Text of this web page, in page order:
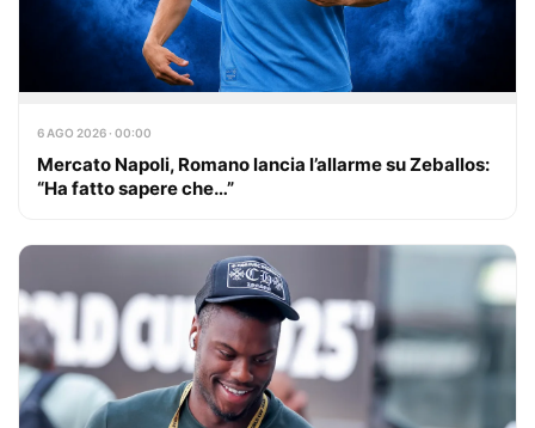
6 AGO 2026 · 00:00
Mercato Napoli, Romano lancia l’allarme su Zeballos:
“Ha fatto sapere che…”